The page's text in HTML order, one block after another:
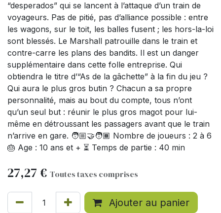
“desperados” qui se lancent à l’attaque d’un train de
voyageurs. Pas de pitié, pas d’alliance possible : entre
les wagons, sur le toit, les balles fusent ; les hors-la-loi
sont blessés. Le Marshall patrouille dans le train et
contre-carre les plans des bandits. Il est un danger
supplémentaire dans cette folle entreprise. Qui
obtiendra le titre d’“As de la gâchette” à la fin du jeu ?
Qui aura le plus gros butin ? Chacun a sa propre
personnalité, mais au bout du compte, tous n’ont
qu’un seul but : réunir le plus gros magot pour lui-
même en détroussant les passagers avant que le train
n’arrive en gare. 🧑🏼‍🤝‍🧑🏾 Nombre de joueurs : 2 à 6
🎂 Age : 10 ans et + ⏳ Temps de partie : 40 min
27,27 € Toutes taxes comprises
Ajouter au panier